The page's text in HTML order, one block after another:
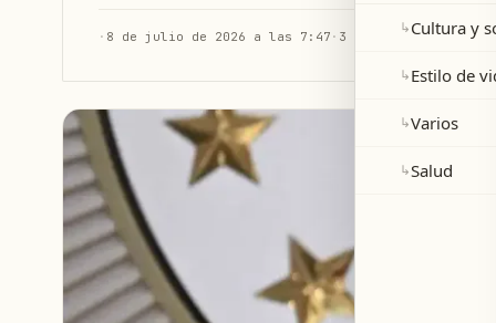
· 8 de julio de 2026 a las 7:47 · 3 min de lectura
↳Cultura y
↳Estilo de
↳Varios
↳Salud